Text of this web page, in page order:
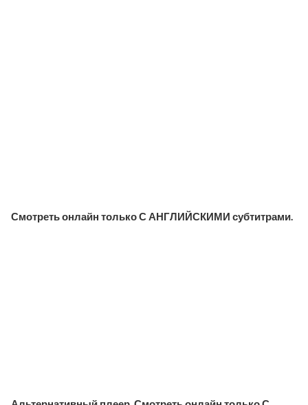
Смотреть онлайн только С АНГЛИЙСКИМИ субтитрами.